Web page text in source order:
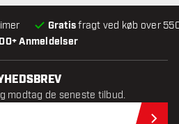
Anmeldelser
Gratisfragt ved køb over
modtag de seneste tilbud.